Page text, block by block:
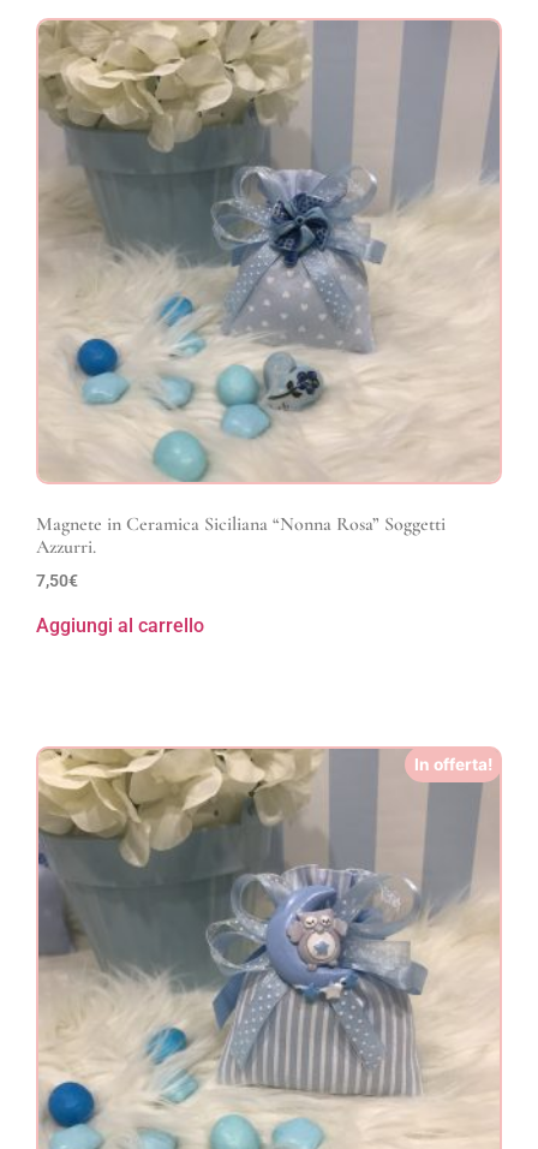
Magnete in Ceramica Siciliana “Nonna Rosa” Soggetti
Azzurri.
7,50€
Aggiungi al carrello
In offerta!